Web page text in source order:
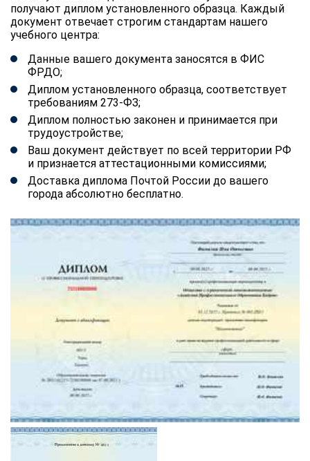
получают диплом установленного образца. Каждый
документ отвечает строгим стандартам нашего
учебного центра:
Данные вашего документа заносятся в ФИС
ФРДО;
Диплом установленного образца, соответствует
требованиям 273-ФЗ;
Диплом полностью законен и принимается при
трудоустройстве;
Ваш документ действует по всей территории РФ
и признается аттестационными комиссиями;
Доставка диплома Почтой России до вашего
города абсолютно бесплатно.